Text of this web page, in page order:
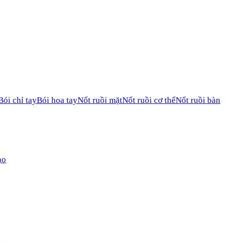
chỉ tayBói hoa tayNốt ruồi mặtNốt ruồi cơ thểNốt ruồi bàn